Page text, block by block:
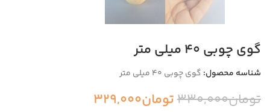
گوی چوبی 40 میلی متر
شناسه محصول: گوی چوبی 40 میلی متر
تومان330,000تومان329,000